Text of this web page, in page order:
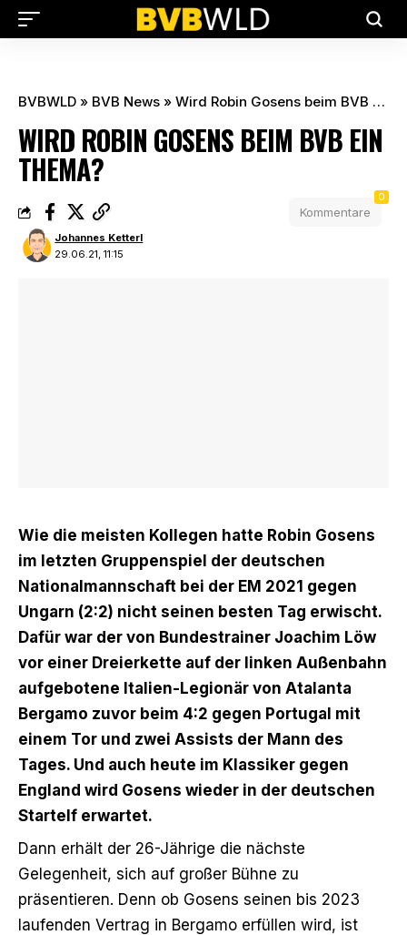
BVBWLD » BVB News » Wird Robin Gosens beim BVB ein Thema?
WIRD ROBIN GOSENS BEIM BVB EIN
THEMA?
29.06.21, 11:15
Johannes Ketterl
Kommentare
0
Wie die meisten Kollegen hatte Robin Gosens
im letzten Gruppenspiel der deutschen
Nationalmannschaft bei der EM 2021 gegen
Ungarn (2:2) nicht seinen besten Tag erwischt.
Dafür war der von Bundestrainer Joachim Löw
vor einer Dreierkette auf der linken Außenbahn
aufgebotene Italien-Legionär von Atalanta
Bergamo zuvor beim 4:2 gegen Portugal mit
einem Tor und zwei Assists der Mann des
Tages. Und auch heute im Klassiker gegen
England wird Gosens wieder in der deutschen
Startelf erwartet.
Dann erhält der 26-Jährige die nächste
Gelegenheit, sich auf großer Bühne zu
präsentieren. Denn ob Gosens seinen bis 2023
laufenden Vertrag in Bergamo erfüllen wird, ist